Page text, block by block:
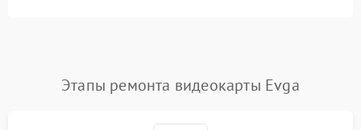
Этапы ремонта видеокарты Evga